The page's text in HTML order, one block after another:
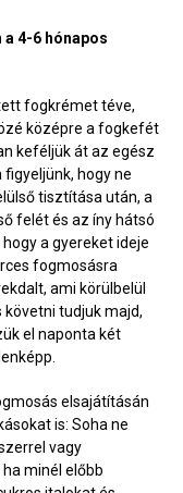
4-6 hónapos
fogkrémet téve,
középre a fogkefét
keféljük át az egész
hogy ne
tisztítása után, a
felét és az íny hátsó
a gyereket ideje
fogmosásra
ami körülbelül
követni tudjuk majd,
el naponta két
elsajátításán
is: Soha ne
vagy
minél előbb